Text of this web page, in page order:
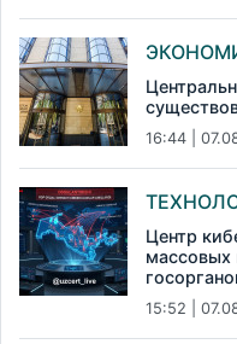
16:44 |
Центр
массовых
15:52 |